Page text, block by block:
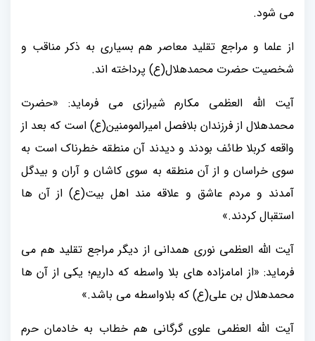
می شود.
از علما و مراجع تقلید معاصر هم بسیاری به ذکر مناقب و
شخصیت حضرت محمدهلال(ع) پرداخته اند.
آیت الله العظمی مکارم شیرازی می فرماید: «حضرت
محمدهلال از فرزندان بلافصل امیرالمومنین(ع) است که بعد از
واقعه کربلا طائف بودند و دیدند آن منطقه خطرناک است به
سوی خراسان و از آن منطقه به سوی کاشان و آران و بیدگل
آمدند و مردم عاشق و علاقه مند اهل بیت(ع) از آن ها
استقبال کردند.»
آیت الله العظمی نوری همدانی از دیگر مراجع تقلید هم می
فرماید: «از امامزاده های بلا واسطه که داریم؛ یکی از آن ها
محمدهلال بن علی(ع) که بلاواسطه می باشد.»
آیت الله العظمی علوی گرگانی هم خطاب به خادمان حرم